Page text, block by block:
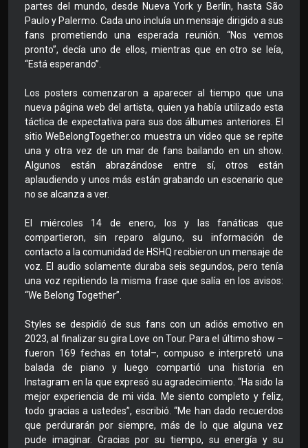
partes del mundo, desde Nueva York y Berlín, hasta São
Paulo y Palermo. Cada uno incluía un mensaje dirigido a sus
fans prometiendo una esperada reunión. “Nos vemos
pronto”, decía uno de ellos, mientras que en otro se leía,
“Está esperando”.
Los posters comenzaron a aparecer al tiempo que una
nueva página web del artista, quien ya había utilizado esta
táctica de expectativa para sus dos álbumes anteriores. El
sitio WeBelongTogether.co muestra un video que se repite
una y otra vez de un mar de fans bailando en un show.
Algunos están abrazándose entre sí, otros están
aplaudiendo y unos más están grabando un escenario que
no se alcanza a ver.
El miércoles 14 de enero, los y las fanáticas que
compartieron, sin reparo alguno, su información de
contacto a la comunidad de HSHQ recibieron un mensaje de
voz. El audio solamente duraba seis segundos, pero tenía
una voz repitiendo la misma frase que salía en los avisos:
“We Belong Together”.
Styles se despidió de sus fans con un adiós emotivo en
2023, al finalizar su gira Love on Tour. Para el último show –
fueron 169 fechas en total–, compuso e interpretó una
balada de piano y luego compartió una historia en
Instagram en la que expresó su agradecimiento. “Ha sido la
mejor experiencia de mi vida. Me siento completo y feliz,
todo gracias a ustedes”, escribió. “Me han dado recuerdos
que perdurarán por siempre, más de lo que alguna vez
pude imaginar. Gracias por su tiempo, su energía y su